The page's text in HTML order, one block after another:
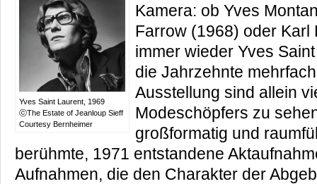
Yves Saint Laurent, 1969
ⓒThe Estate of Jeanloup Sieff
Courtesy Bernheimer
Kamera: ob Yves
Farrow (1968) oder
immer wieder Yves
die Jahrzehnte
Ausstellung sind allein
Modeschöpfers zu
großformatig und
berühmte, 1971 entstandene
Aufnahmen, die den Charakter der